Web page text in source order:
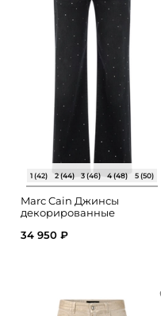
1 (42) 2 (44) 3 (46) 4 (48) 5 (50)
Marc Cain Джинсы
декорированные
34 950 ₽